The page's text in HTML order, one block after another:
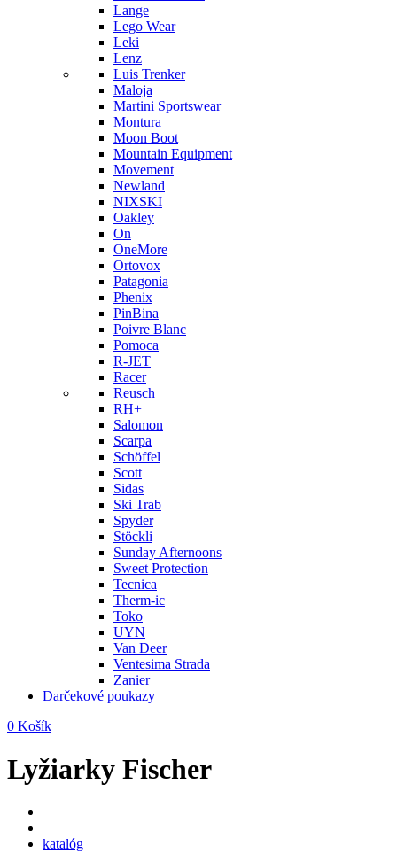
Lange
Lego Wear
Leki
Lenz
Luis Trenker
Maloja
Martini Sportswear
Montura
Moon Boot
Mountain Equipment
Movement
Newland
NIXSKI
Oakley
On
OneMore
Ortovox
Patagonia
Phenix
PinBina
Poivre Blanc
Pomoca
R-JET
Racer
Reusch
RH+
Salomon
Scarpa
Schöffel
Scott
Sidas
Ski Trab
Spyder
Stöckli
Sunday Afternoons
Sweet Protection
Tecnica
Therm-ic
Toko
UYN
Van Deer
Ventesima Strada
Zanier
Darčekové poukazy
0 Košík
Lyžiarky Fischer
katalóg